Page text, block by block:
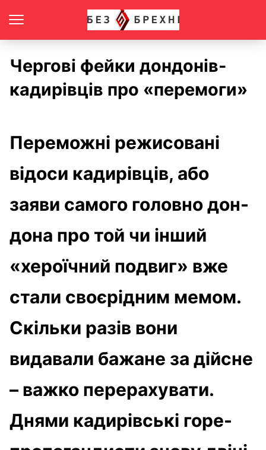
Чергові фейки дондонів-
кадирівців про «перемоги»
Переможні режисовані
відоси кадирівців, або
заяви самого головно дон-
дона про той чи інший
«хероїчний подвиг» вже
стали своєрідним мемом.
Скільки разів вони
видавали бажане за дійсне
– важко перерахувати.
Днями кадирівські горе-